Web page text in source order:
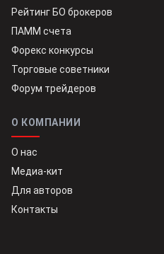
Рейтинг БО брокеров
ПАММ счета
Форекс конкурсы
Торговые советники
Форум трейдеров
О КОМПАНИИ
О нас
Медиа-кит
Для авторов
Контакты